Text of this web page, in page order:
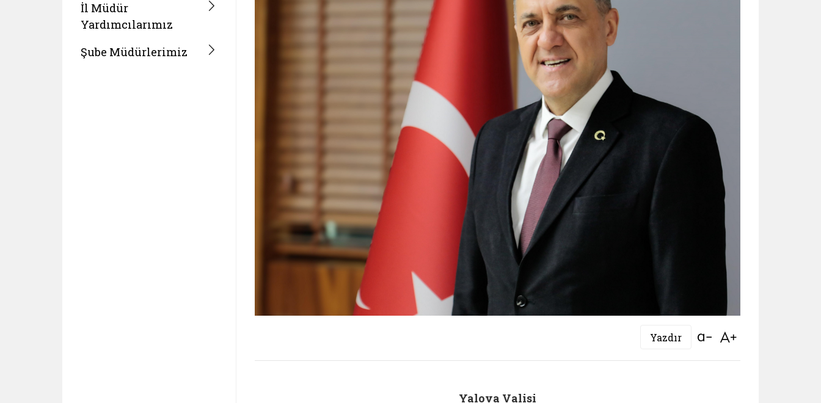
İl Müdür
Yardımcılarımız
Şube Müdürlerimiz
Yazdır Bağlantıyı aç
Yalova Valisi